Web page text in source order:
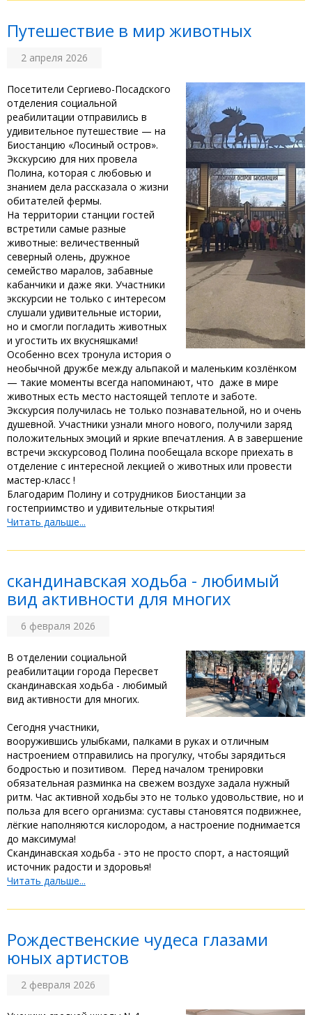
‎Путешествие в мир животных ‎
2 апреля 2026
‎Посетители Сергиево-Посадского
отделения социальной
реабилитации отправились в
удивительное путешествие — на
Биостанцию «Лосиный остров».
Экскурсию для них провела
Полина, которая с любовью и
знанием дела рассказала о жизни
обитателей фермы. ‎
‎На территории станции гостей
встретили самые разные
животные: величественный
северный олень, дружное
семейство маралов, забавные
кабанчики и даже яки. Участники
экскурсии не только с интересом
слушали удивительные истории,
но и смогли погладить животных
и угостить их вкусняшками! ‎
‎Особенно всех тронула история о
необычной дружбе между альпакой и маленьким козлёнком
— такие моменты всегда напоминают, что даже в мире
животных есть место настоящей теплоте и заботе. ‎
‎Экскурсия получилась не только познавательной, но и очень
душевной. Участники узнали много нового, получили заряд
положительных эмоций и яркие впечатления. А в завершение
встречи экскурсовод Полина пообещала вскоре приехать в
отделение с интересной лекцией о животных или провести
мастер-класс ! ‎
‎Благодарим Полину и сотрудников Биостанции за
гостеприимство и удивительные открытия!
Читать дальше...
скандинавская ходьба - любимый
вид активности для многих
6 февраля 2026
В отделении социальной
реабилитации города Пересвет
скандинавская ходьба - любимый
вид активности для многих.
Сегодня ‎участники,
вооружившись улыбками, палками в руках и отличным
настроением отправились на прогулку, чтобы зарядиться
бодростью и позитивом. ‎ ‎Перед началом тренировки
обязательная разминка на свежем воздухе задала нужный
ритм. Час активной ходьбы это не только удовольствие, но и
польза для всего организма: суставы становятся подвижнее,
лёгкие наполняются кислородом, а настроение поднимается
до максимума! ‎
‎Скандинавская ходьба - это не просто спорт, а настоящий
источник радости и здоровья!
Читать дальше...
Рождественские чудеса глазами
юных артистов
2 февраля 2026